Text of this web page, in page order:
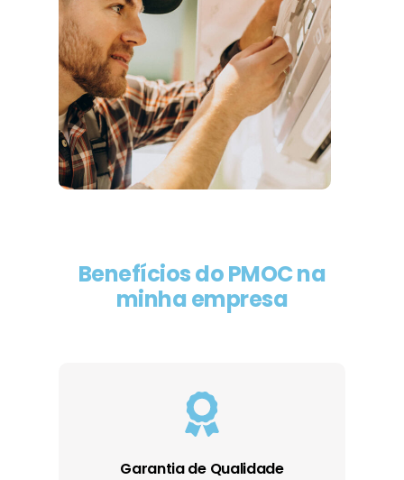
Benefícios do PMOC na
minha empresa
Garantia de Qualidade